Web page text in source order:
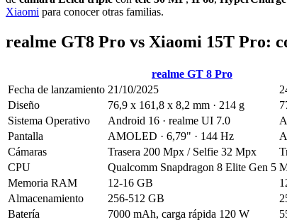
Xiaomi para conocer otras familias.
realme GT8 Pro vs Xiaomi 15T Pro:
realme GT 8 Pro
Fecha de lanzamiento 21/10/2025
Diseño
76,9 x 161,8 x 8,2 mm · 214 g
Sistema Operativo
Android 16 · realme UI 7.0
Pantalla
AMOLED · 6,79" · 144 Hz
Cámaras
Trasera 200 Mpx / Selfie 32 Mpx
CPU
Qualcomm Snapdragon 8 Elite Gen 5
Memoria RAM
12-16 GB
Almacenamiento
256-512 GB
Batería
7000 mAh, carga rápida 120 W